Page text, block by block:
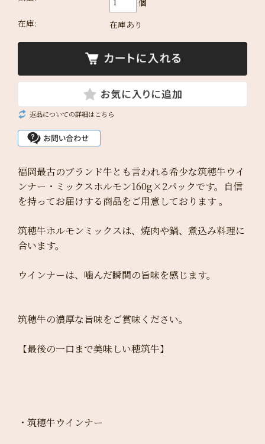
在庫:
在庫あり
返品についての詳細はこちら
福岡最古のブランド牛とも言われる希少な筑穂牛ウイ
ンナー・ミックスホルモン160g×2パックです。自信
を持ってお届けする商品をご用意しております 。
筑穂牛ホルモンミックスは、焼肉や鍋、煮込み料理に
合います。
ウインナーは、噛んだ瞬間の旨味を感じます。
筑穂牛の濃厚な旨味をご賞味ください。
【最後の一口まで美味しい穂筑牛】
・筑穂牛ウインナー